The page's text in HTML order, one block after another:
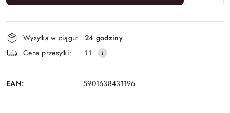
Dostępność
i
dostawa
Wysyłka w ciągu:
24 godziny
Cena przesyłki:
11
EAN: 5901638431196